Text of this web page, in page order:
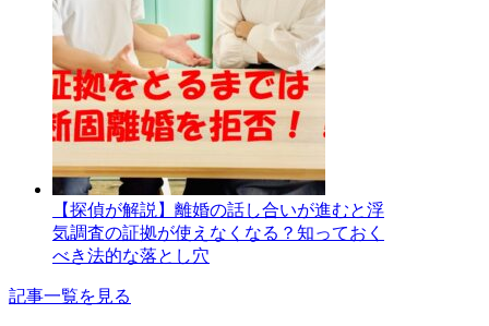
【探偵が解説】離婚の話し合いが進むと浮
気調査の証拠が使えなくなる？知っておく
べき法的な落とし穴
記事一覧を見る